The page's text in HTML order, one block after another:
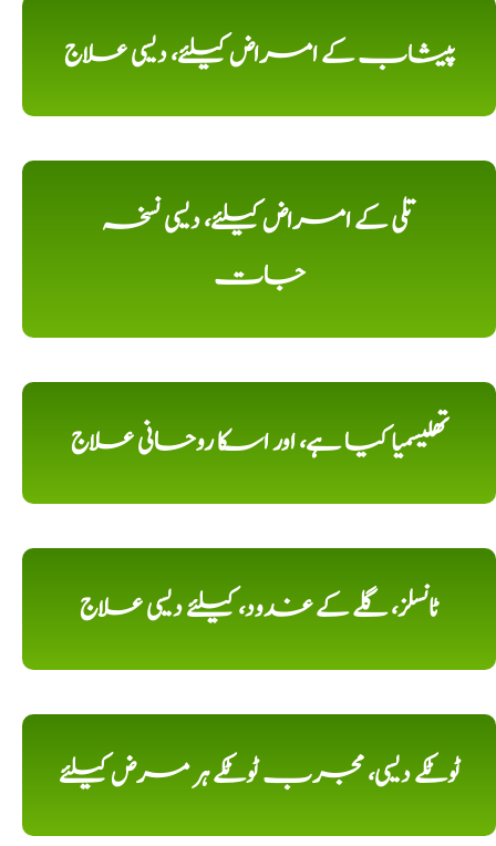
پیشاب کے امراض کیلئے، دیسی علاج
تلی کے امراض کیلئے، دیسی نسخہ
جات
تھلیسمیا کیا ہے، اور اسکا روحانی علاج
ٹانسلز، گلے کے غدود، کیلئے دیسی علاج
ٹوٹکے دیسی، مجرب ٹوٹکے ہر مرض کیلئے